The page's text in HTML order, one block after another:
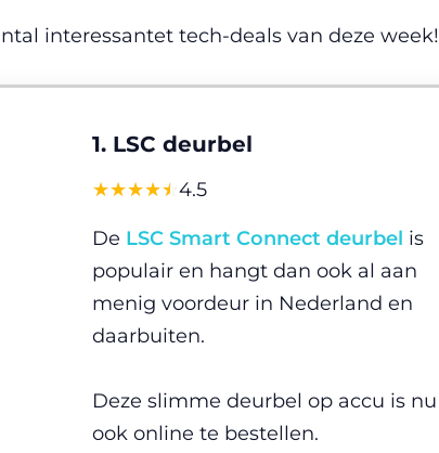
interessantet tech-deals van deze week!
1. LSC deurbel
☆☆☆☆☆
★★★★★4.5
De LSC Smart Connect deurbel is
populair en hangt dan ook al aan
menig voordeur in Nederland en
daarbuiten.
Deze slimme deurbel op accu is nu
ook online te bestellen.